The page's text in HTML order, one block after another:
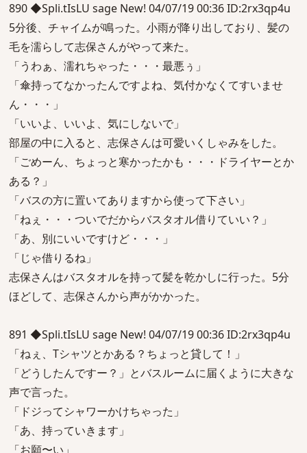
890 ◆Spli.tIsLU sage New! 04/07/19 00:36 ID:2rx3qp4u
5分後、チャイムが鳴った。小雨が降り出しており、髪の
毛を濡らして志保さんがやって来た。
「うわぁ、濡れちゃった・・・最悪ぅ」
「傘持ってなかったんですよね、気付かなくてすいませ
ん・・・」
「いいよ、いいよ、気にしないで」
部屋の中に入ると、志保さんは可愛いくしゃみをした。
「ごめーん、ちょっと寒かったかも・・・ドライヤーとか
ある？」
「バスの方に置いてありますから使って下さい」
「ねぇ・・・ついでだからバスタオル借りていい？」
「あ、別にいいですけど・・・」
「じゃ借りるね」
志保さんはバスタオルを持って髪を乾かしに行った。5分
ほどして、志保さんから声がかかった。
891 ◆Spli.tIsLU sage New! 04/07/19 00:36 ID:2rx3qp4u
「ねぇ、Tシャツとかある？ちょっと貸して！」
「どうしたんですー？」とバスルームに届くように大きな
声で言った。
「ドジってシャワーかけちゃった」
「あ、持っていきます」
「お願〜い」